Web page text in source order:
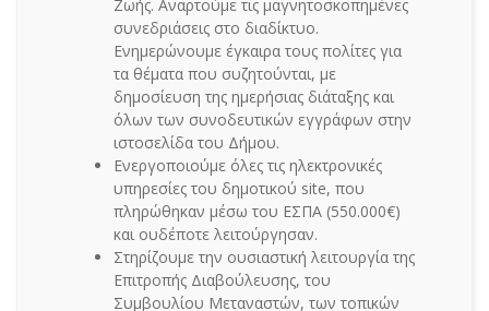
Ζωής. Αναρτούμε τις μαγνητοσκοπημένες
συνεδριάσεις στο διαδίκτυο.
Ενημερώνουμε έγκαιρα τους πολίτες για
τα θέματα που συζητούνται, με
δημοσίευση της ημερήσιας διάταξης και
όλων των συνοδευτικών εγγράφων στην
ιστοσελίδα του Δήμου.
Ενεργοποιούμε όλες τις ηλεκτρονικές
υπηρεσίες του δημοτικού site, που
πληρώθηκαν μέσω του ΕΣΠΑ (550.000€)
και ουδέποτε λειτούργησαν.
Στηρίζουμε την ουσιαστική λειτουργία της
Επιτροπής Διαβούλευσης, του
Συμβουλίου Μεταναστών, των τοπικών